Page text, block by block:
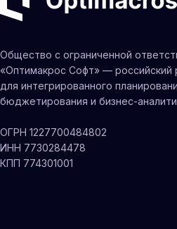
Общество с ограниченной
«Оптимакрос Софт» — российский
для интегрированного
бюджетирования и бизнес-
ОГРН 1227700484802
ИНН 7730284478
КПП 774301001